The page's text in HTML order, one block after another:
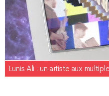
Lunis Ali : un artiste aux